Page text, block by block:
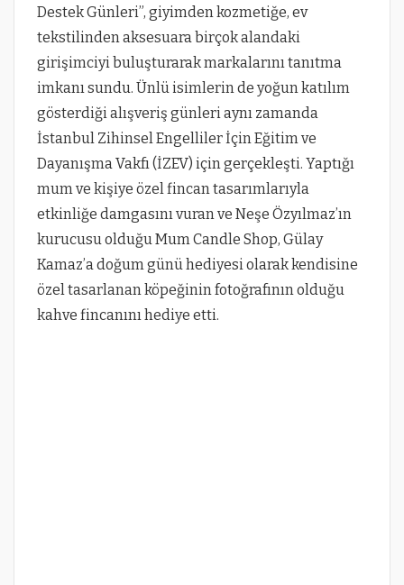
Destek Günleri”, giyimden kozmetiğe, ev
tekstilinden aksesuara birçok alandaki
girişimciyi buluşturarak markalarını tanıtma
imkanı sundu. Ünlü isimlerin de yoğun katılım
gösterdiği alışveriş günleri aynı zamanda
İstanbul Zihinsel Engelliler İçin Eğitim ve
Dayanışma Vakfı (İZEV) için gerçekleşti. Yaptığı
mum ve kişiye özel fincan tasarımlarıyla
etkinliğe damgasını vuran ve Neşe Özyılmaz’ın
kurucusu olduğu Mum Candle Shop, Gülay
Kamaz’a doğum günü hediyesi olarak kendisine
özel tasarlanan köpeğinin fotoğrafının olduğu
kahve fincanını hediye etti.